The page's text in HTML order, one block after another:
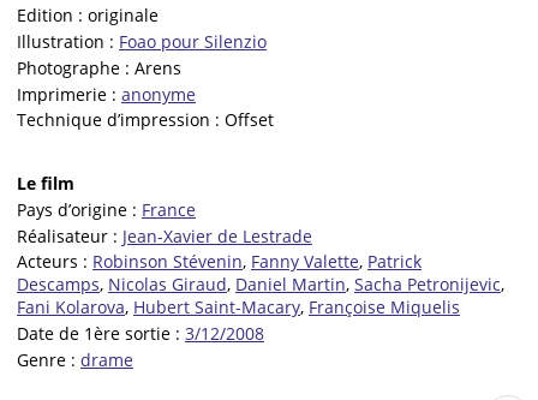
Edition : originale
Illustration : Foao pour Silenzio
Photographe : Arens
Imprimerie : anonyme
Technique d’impression : Offset
Le film
Pays d’origine : France
Réalisateur : Jean-Xavier de Lestrade
Acteurs : Robinson Stévenin, Fanny Valette, Patrick
Descamps, Nicolas Giraud, Daniel Martin, Sacha Petronijevic,
Fani Kolarova, Hubert Saint-Macary, Françoise Miquelis
Date de 1ère sortie : 3/12/2008
Genre : drame